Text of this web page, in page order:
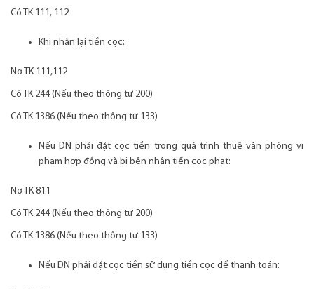
Có TK 111, 112
Khi nhận lại tiền cọc:
Nợ TK 111,112
Có TK 244 (Nếu theo thông tư 200)
Có TK 1386 (Nếu theo thông tư 133)
Nếu DN phải đặt cọc tiền trong quá trình thuê văn phòng vi
phạm hợp đồng và bị bên nhận tiền cọc phạt:
Nợ TK 811
Có TK 244 (Nếu theo thông tư 200)
Có TK 1386 (Nếu theo thông tư 133)
Nếu DN phải đặt cọc tiền sử dụng tiền cọc để thanh toán: